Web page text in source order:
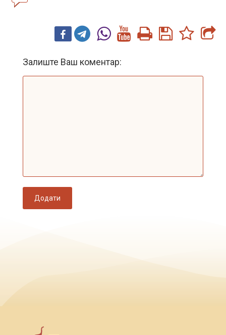
Залиште Ваш коментар:
Додати